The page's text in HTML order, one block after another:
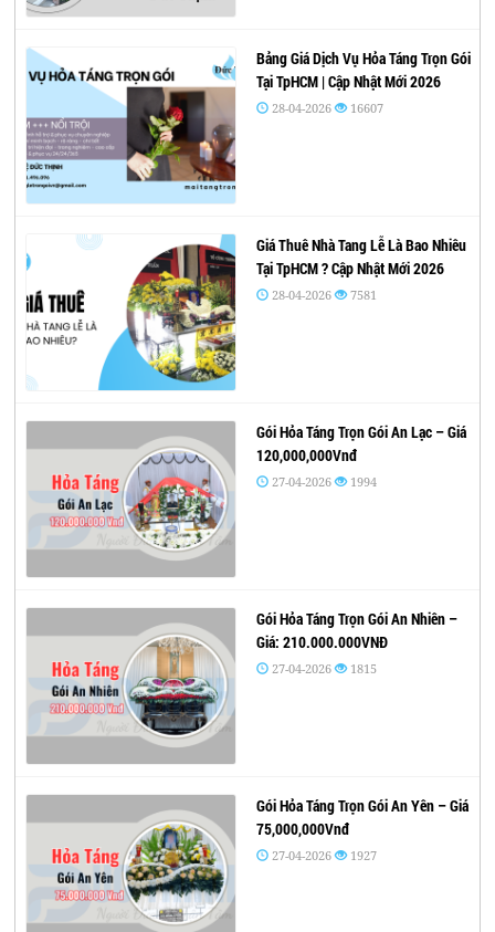
Bảng Giá Dịch Vụ Hỏa Táng Trọn Gói
Tại TpHCM | Cập Nhật Mới 2026
28-04-2026 16607
Giá Thuê Nhà Tang Lễ Là Bao Nhiêu
Tại TpHCM ? Cập Nhật Mới 2026
28-04-2026 7581
Gói Hỏa Táng Trọn Gói An Lạc – Giá
120,000,000Vnđ
27-04-2026 1994
Gói Hỏa Táng Trọn Gói An Nhiên –
Giá: 210.000.000VNĐ
27-04-2026 1815
Gói Hỏa Táng Trọn Gói An Yên – Giá
75,000,000Vnđ
27-04-2026 1927